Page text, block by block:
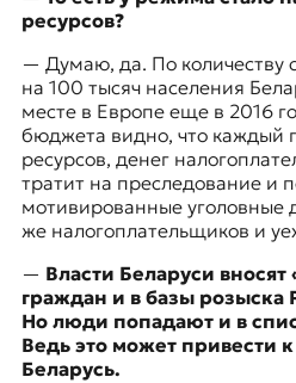
ресурсов?
— Думаю, да. По количеству
на 100 тысяч населения
месте в Европе еще в 2016
бюджета видно, что каждый
ресурсов, денег
тратит на преследование и
мотивированные уголовные
же налогоплательщиков и
— Власти Беларуси
граждан и в базы розыска
Но люди попадают и в
Ведь это может привести
Беларусь.